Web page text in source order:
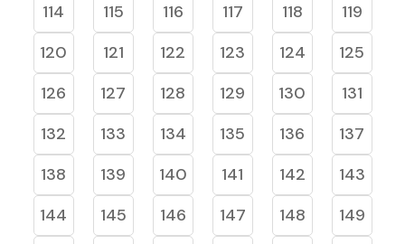
114
115 116 117 118
119
120
121 122 123 124
125
126
127 128 129 130
131
132
133 134 135 136
137
138
139 140 141 142
143
144
145 146 147 148
149